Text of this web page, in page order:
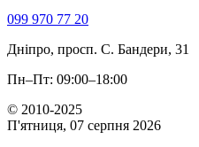
099 970 77 20
Дніпро, просп. С. Бандери, 31
Пн–Пт: 09:00–18:00
© 2010-2025
П'ятниця, 07 серпня 2026